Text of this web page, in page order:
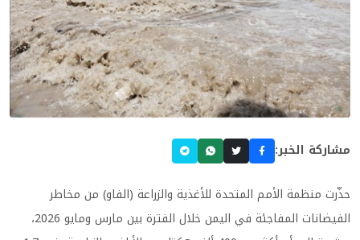
مشاركة الخبر:
حذّرت منظمة الأمم المتحدة للأغذية والزراعة (الفاو) من مخاطر
الفيضانات المفاجئة في اليمن خلال الفترة بين مارس ومايو 2026،